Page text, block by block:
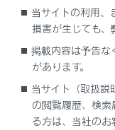
合わせて見られて
ドア
ムーンルーフ
キー
当サイトの利用、
損害が生じても、
掲載内容は予告な
があります。
当サイト（取扱説
の閲覧履歴、検索
る方は、当社の